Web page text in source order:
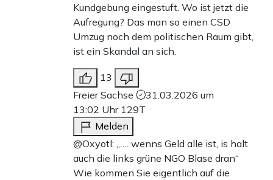
Kundgebung eingestuft. Wo ist jetzt die
Aufregung? Das man so einen CSD
Umzug noch dem politischen Raum gibt,
ist ein Skandal an sich.
13
Freier Sachse
31.03.2026 um
13:02 Uhr 129T
Melden
@Oxyotl: „…. wenns Geld alle ist, is halt
auch die links grüne NGO Blase dran“
Wie kommen Sie eigentlich auf die